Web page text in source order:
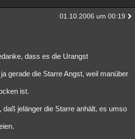
01.10.2006 um 00:19
dass es die Urangst
gerade die Starre Angst, weil manüber
ist.
jelänger die Starre anhält, es umso